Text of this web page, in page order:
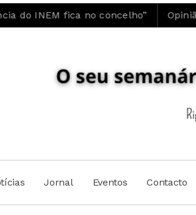
no concelho” Opinião: Luís Maia |
Jornal Eventos Contacto